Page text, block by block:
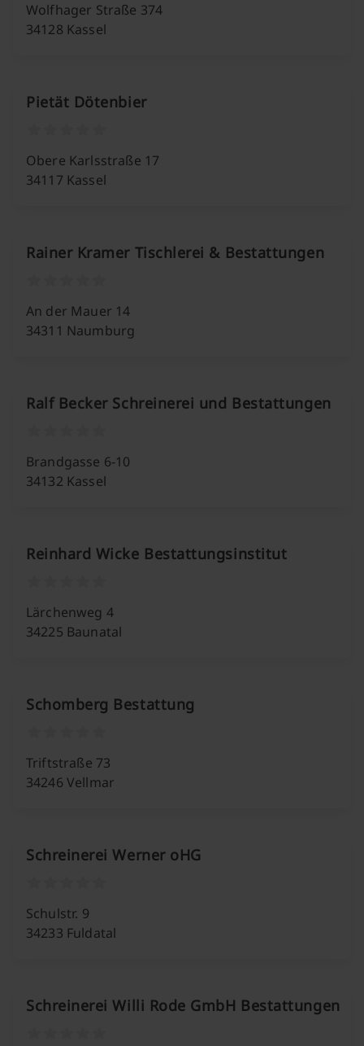
Wolfhager Straße 374
34128 Kassel
Pietät Dötenbier
Obere Karlsstraße 17
34117 Kassel
Rainer Kramer Tischlerei & Bestattungen
An der Mauer 14
34311 Naumburg
Ralf Becker Schreinerei und Bestattungen
Brandgasse 6-10
34132 Kassel
Reinhard Wicke Bestattungsinstitut
Lärchenweg 4
34225 Baunatal
Schomberg Bestattung
Triftstraße 73
34246 Vellmar
Schreinerei Werner oHG
Schulstr. 9
34233 Fuldatal
Schreinerei Willi Rode GmbH Bestattungen